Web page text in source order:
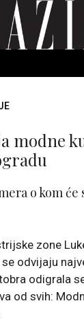
GRAZIA
modne
o kom će
zone
odvijaju
odigrala
od svih: